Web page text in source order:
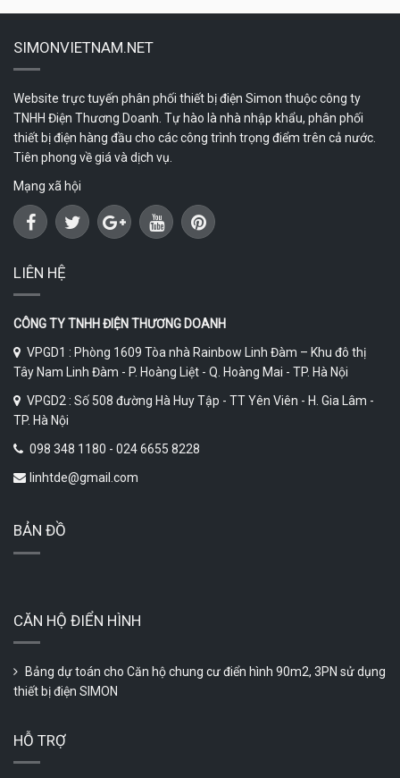
SIMONVIETNAM.NET
Website trực tuyến phân phối thiết bị điện Simon thuộc công ty
TNHH Điện Thương Doanh. Tự hào là nhà nhập khẩu, phân phối
thiết bị điện hàng đầu cho các công trình trọng điểm trên cả nước.
Tiên phong về giá và dịch vụ.
Mạng xã hội
LIÊN HỆ
CÔNG TY TNHH ĐIỆN THƯƠNG DOANH
VPGD1 : Phòng 1609 Tòa nhà Rainbow Linh Đàm – Khu đô thị
Tây Nam Linh Đàm - P. Hoàng Liệt - Q. Hoàng Mai - TP. Hà Nội
VPGD2 : Số 508 đường Hà Huy Tập - TT Yên Viên - H. Gia Lâm -
TP. Hà Nội
098 348 1180 - 024 6655 8228
linhtde@gmail.com
BẢN ĐỒ
CĂN HỘ ĐIỂN HÌNH
Bảng dự toán cho Căn hộ chung cư điển hình 90m2, 3PN sử dụng
thiết bị điện SIMON
HỖ TRỢ